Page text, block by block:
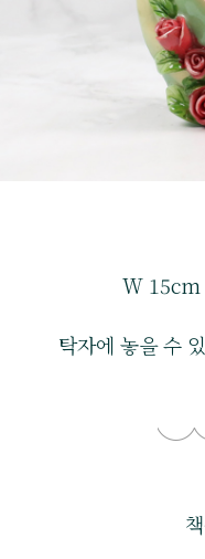
W 15cm
탁자에 놓을 수